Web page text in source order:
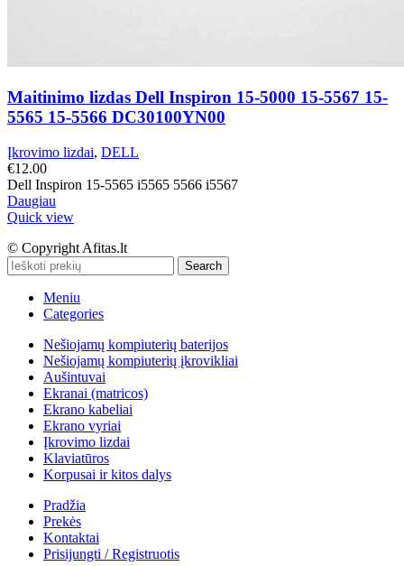
Maitinimo lizdas Dell Inspiron 15-5000 15-5567 15-
5565 15-5566 DC30100YN00
Įkrovimo lizdai, DELL
€12.00
Dell Inspiron 15-5565 i5565 5566 i5567
Daugiau
Quick view
© Copyright Afitas.lt
Search
Meniu
Categories
Nešiojamų kompiuterių baterijos
Nešiojamų kompiuterių įkrovikliai
Aušintuvai
Ekranai (matricos)
Ekrano kabeliai
Ekrano vyriai
Įkrovimo lizdai
Klaviatūros
Korpusai ir kitos dalys
Pradžia
Prekės
Kontaktai
Prisijungti / Registruotis